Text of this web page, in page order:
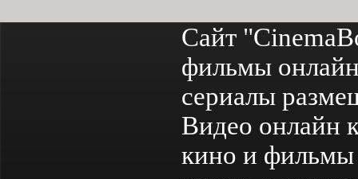
Сайт
фильмы
сериалы
Видео онлайн
кино и